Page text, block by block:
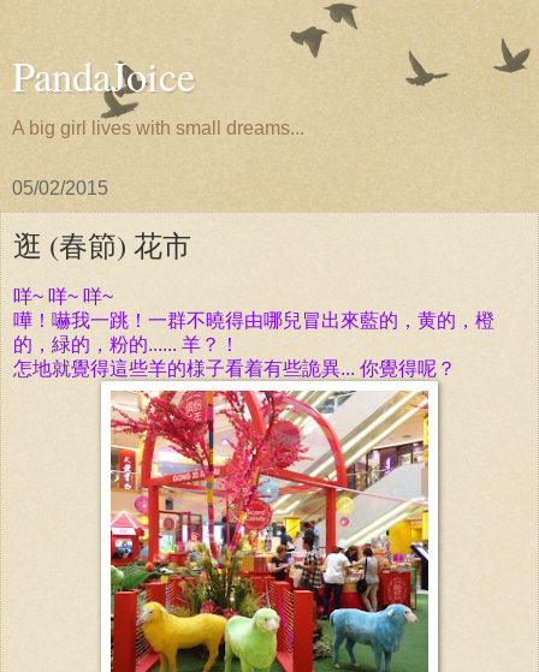
PandaJoice
A big girl lives with small dreams...
05/02/2015
逛 (春節) 花市
咩~ 咩~ 咩~
嘩！嚇我一跳！一群不曉得由哪兒冒出來藍的，黄的，橙
的，緑的，粉的...... 羊？！
怎地就覺得這些羊的様子看着有些詭異... 你覺得呢？